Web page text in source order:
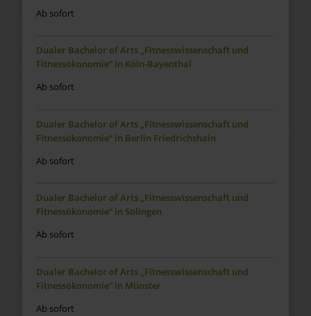
Ab sofort
Dualer Bachelor of Arts „Fitnesswissenschaft und
Fitnessökonomie“ in Köln-Bayenthal
Ab sofort
Dualer Bachelor of Arts „Fitnesswissenschaft und
Fitnessökonomie“ in Berlin Friedrichshain
Ab sofort
Dualer Bachelor of Arts „Fitnesswissenschaft und
Fitnessökonomie“ in Solingen
Ab sofort
Dualer Bachelor of Arts „Fitnesswissenschaft und
Fitnessökonomie“ in Münster
Ab sofort